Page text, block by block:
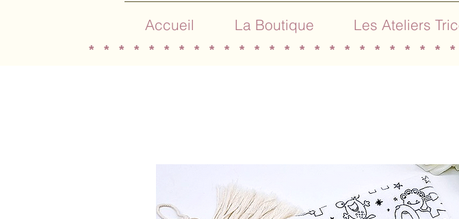
Accueil La Boutique Les Ateliers
* * * * * * * * * * * * * * * * * * * * * * * *